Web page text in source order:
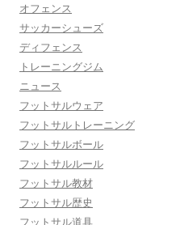
オフェンス
サッカーシューズ
ディフェンス
トレーニングジム
ニュース
フットサルウェア
フットサルトレーニング
フットサルボール
フットサルルール
フットサル教材
フットサル歴史
フットサル道具